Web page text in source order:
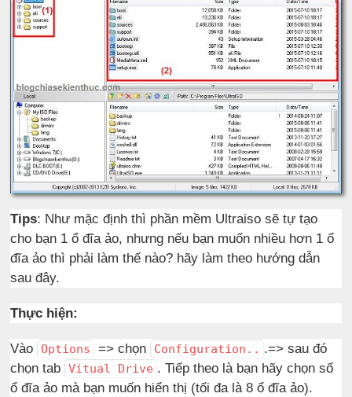
Tips: Như mặc định thì phần mềm Ultraiso sẽ tự tạo
cho bạn 1 ổ đĩa ảo, nhưng nếu bạn muốn nhiều hơn 1 ổ
đĩa ảo thì phải làm thế nào? hãy làm theo hướng dẫn
sau đây.
Thực hiện:
Vào Options => chọn Configuration.. .=> sau đó
chọn tab Vitual Drive . Tiếp theo là bạn hãy chọn số
ổ đĩa ảo mà bạn muốn hiển thị (tối đa là 8 ổ đĩa ảo).